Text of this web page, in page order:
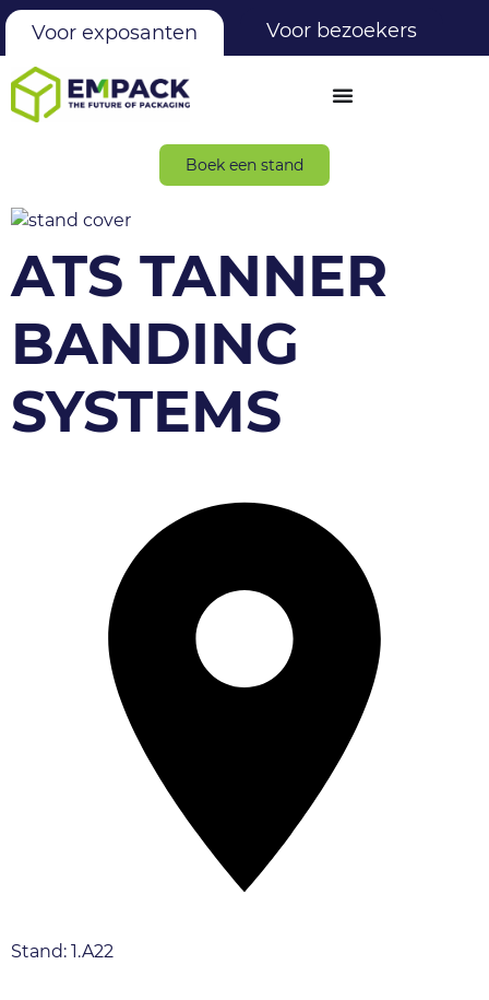
Voor exposanten Voor bezoekers
Boek een stand
ATS TANNER
BANDING
SYSTEMS
Stand: 1.A22